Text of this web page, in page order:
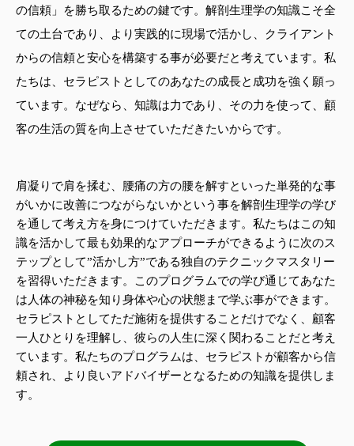
の信頼」を勝ち取るための鍵です。解剖生理学の知識こそ全
ての土台であり、より実践的に現場で活かし、クライアント
からの信頼と安心を構築する事が必要だと考えています。私
たちは、セラピストとしてのあなたの成長と成功を強く願っ
ています。なぜなら、知識は力であり、その力を使って、顧
客の生活の質を向上させていただきたいからです。
肩凝りで肩を揉む、腰痛の方の腰を解すといった単発的な事
がいかに改善につながらないかという事を解剖生理学の学び
を通して考え方を身につけていただきます。私たちはこの知
識を活かして最も効果的なアプローチができるように次のス
テップとして”活かし方”である独自のテクニックマスタリー
を習得いただきます。このプログラムでの学び通じてあなた
は人体の神秘を知り身体や心の状態まで学ぶ事ができます。
セラピストとしてただ施術を提供することだけでなく、顧客
一人ひとりを理解し、彼らの人生に深く関わることだと考え
ています。私たちのプログラムは、セラピストが顧客から信
頼され、より良いアドバイザーとなるための知識を提供しま
す。